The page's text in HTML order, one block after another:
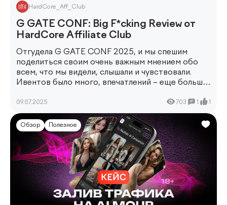
HardCore_Aff_Club
G GATE CONF: Big F*cking Review от
HardCore Affiliate Club
Отгудела G GATE CONF 2025, и мы спешим
поделиться своим очень важным мнением обо
всем, что мы видели, слышали и чувствовали.
Ивентов было много, впечатлений – еще больше.
неделе ивентов и митапов в Тбилиси от
комьюнити-менеджера HardCore Affiliate Club –
@Den_HardCore
09.07.2025 703 1 1
Обзор Полезное